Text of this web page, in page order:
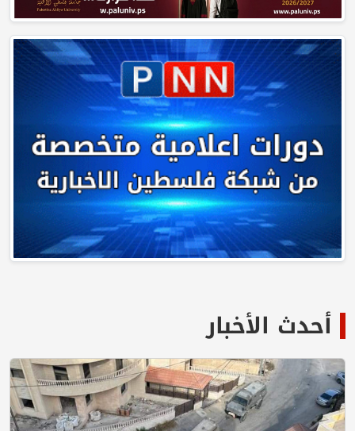
أحدث الأخبار